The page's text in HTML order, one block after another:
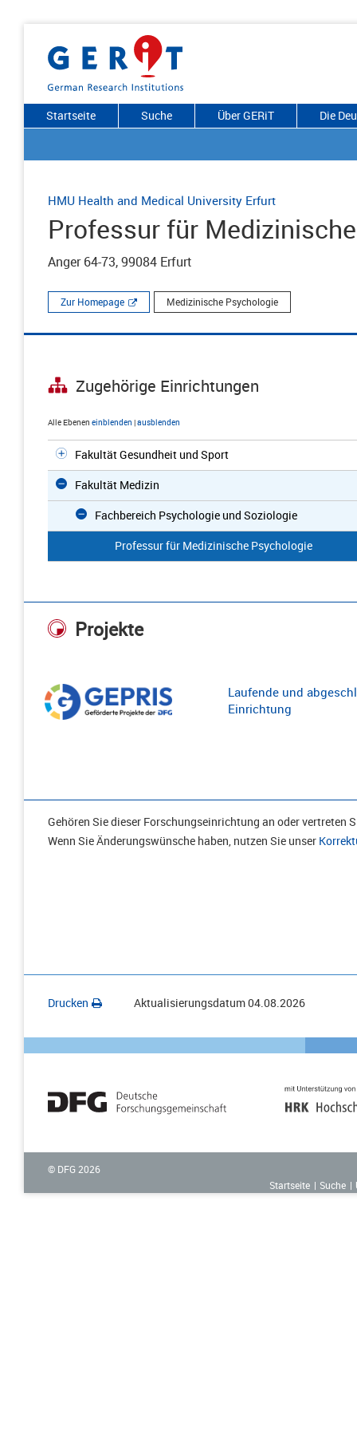
Startseite Suche Über GERiT Die
HMU Health and Medical University Erfurt
Professur für
Anger 64-73, 99084 Erfurt
Zur Homepage Medizinische Psychologie
Zugehörige Einrichtungen
Alle Ebenen einblenden |ausblenden
Fakultät Gesundheit und Sport
Fakultät Medizin
Fachbereich Psychologie und Soziologie
Professur für Medizinische Psychologie
Projekte
Laufende und
Einrichtung
Gehören Sie dieser Forschungseinrichtung an oder vertreten
Wenn Sie Änderungswünsche haben, nutzen Sie unser
Drucken Aktualisierungsdatum04.08.2026
© DFG 2026
Startseite
Suche